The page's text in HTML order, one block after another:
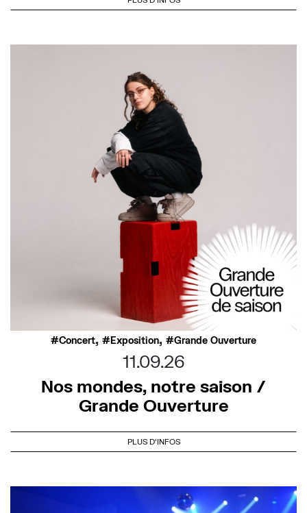
Concert, Exposition, Grande Ouverture
11.09.26
Nos mondes, notre saison /
Grande Ouverture
PLUS D'INFOS